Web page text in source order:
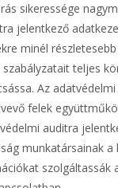
sikeressége
jelentkező
minél
teljes
Az
felek
auditra
munkatársainak a
szolgáltassák